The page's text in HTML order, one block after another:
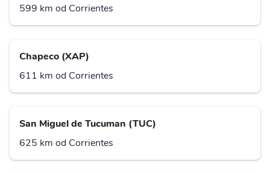
599 km od Corrientes
Chapeco (XAP)
611 km od Corrientes
San Miguel de Tucuman (TUC)
625 km od Corrientes